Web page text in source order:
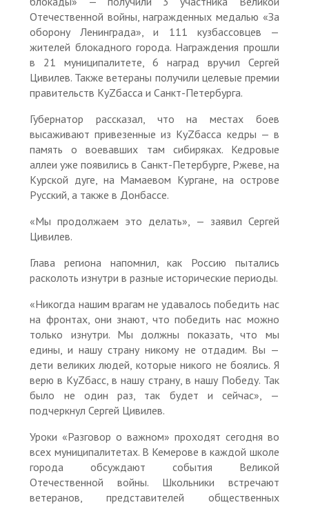
Отечественной войны, награжденных медалью «За
оборону Ленинграда», и 111 кузбассовцев —
жителей блокадного города. Награждения прошли
в 21 муниципалитете, 6 наград вручил Сергей
Цивилев. Также ветераны получили целевые премии
правительств КуZбасса и Санкт-Петербурга.
Губернатор рассказал, что на местах боев
высаживают привезенные из КуZбасса кедры — в
память о воевавших там сибиряках. Кедровые
аллеи уже появились в Санкт-Петербурге, Ржеве, на
Курской дуге, на Мамаевом Кургане, на острове
Русский, а также в Донбассе.
«Мы продолжаем это делать», — заявил Сергей
Цивилев.
Глава региона напомнил, как Россию пытались
расколоть изнутри в разные исторические периоды.
«Никогда нашим врагам не удавалось победить нас
на фронтах, они знают, что победить нас можно
только изнутри. Мы должны показать, что мы
едины, и нашу страну никому не отдадим. Вы —
дети великих людей, которые никого не боялись. Я
верю в КуZбасс, в нашу страну, в нашу Победу. Так
было не один раз, так будет и сейчас», —
подчеркнул Сергей Цивилев.
Уроки «Разговор о важном» проходят сегодня во
всех муниципалитетах. В Кемерове в каждой школе
города обсуждают события Великой
Отечественной войны. Школьники встречают
ветеранов, представителей общественных